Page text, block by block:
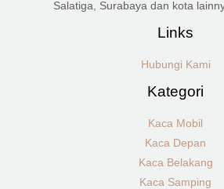
Salatiga, Surabaya dan kota
Links
Hubungi Kami
Kategori
Kaca Mobil
Kaca Depan
Kaca Belakang
Kaca Samping